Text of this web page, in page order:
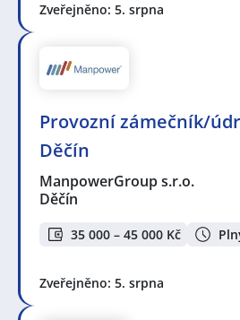
Zveřejněno: 5. srpna
Provozní zámečník/
Děčín
ManpowerGroup s.r.o.
Děčín
35 000 – 45 000 Kč
Zveřejněno: 5. srpna